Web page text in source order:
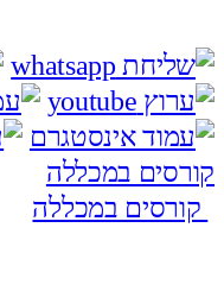
קורסים במכללה
קורסים במכללה